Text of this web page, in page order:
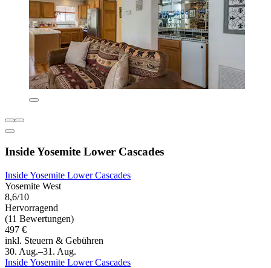
Inside Yosemite Lower Cascades
Inside Yosemite Lower Cascades
Yosemite West
8,6/10
Hervorragend
(11 Bewertungen)
497 €
inkl. Steuern & Gebühren
30. Aug.–31. Aug.
Inside Yosemite Lower Cascades